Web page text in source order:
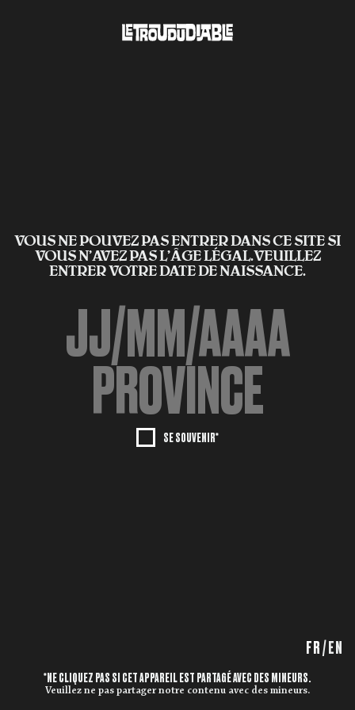
VOUS NE POUVEZ PAS ENTRER DANS CE SITE SI
VOUS N’AVEZ PAS L'ÂGE LÉGAL.VEUILLEZ
ENTRER VOTRE DATE DE NAISSANCE.
SE SOUVENIR*
FR/ EN
*NE CLIQUEZ PAS SI CET APPAREIL EST PARTAGÉ AVEC DES MINEURS.
Veuillez ne pas partager notre contenu avec des mineurs.